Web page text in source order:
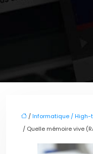
/Informatique / High-
/ Quelle mémoire vive